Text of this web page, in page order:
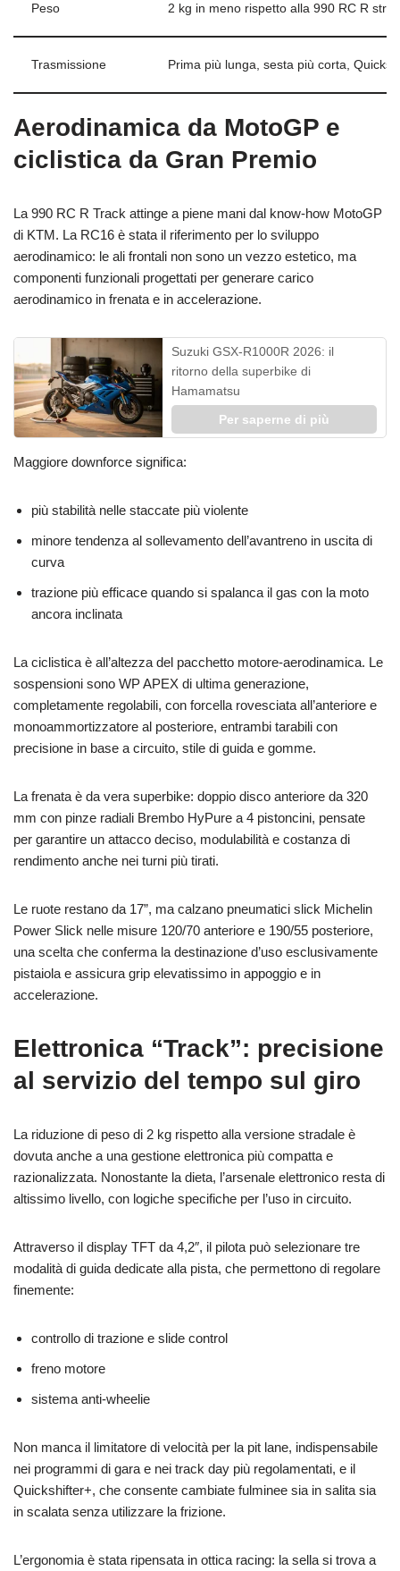
Peso 2 kg in meno rispetto alla 990 RC R
Trasmissione Prima più lunga, sesta più corta,
Aerodinamica da MotoGP e
ciclistica da Gran Premio
La 990 RC R Track attinge a piene mani dal know‑how MotoGP
di KTM. La RC16 è stata il riferimento per lo sviluppo
aerodinamico: le ali frontali non sono un vezzo estetico, ma
componenti funzionali progettati per generare carico
aerodinamico in frenata e in accelerazione.
Suzuki GSX-R1000R 2026: il
ritorno della superbike di
Hamamatsu
Per saperne di più
Maggiore downforce significa:
più stabilità nelle staccate più violente
minore tendenza al sollevamento dell’avantreno in uscita di
curva
trazione più efficace quando si spalanca il gas con la moto
ancora inclinata
La ciclistica è all’altezza del pacchetto motore‑aerodinamica. Le
sospensioni sono WP APEX di ultima generazione,
completamente regolabili, con forcella rovesciata all’anteriore e
monoammortizzatore al posteriore, entrambi tarabili con
precisione in base a circuito, stile di guida e gomme.
La frenata è da vera superbike: doppio disco anteriore da 320
mm con pinze radiali Brembo HyPure a 4 pistoncini, pensate
per garantire un attacco deciso, modulabilità e costanza di
rendimento anche nei turni più tirati.
Le ruote restano da 17”, ma calzano pneumatici slick Michelin
Power Slick nelle misure 120/70 anteriore e 190/55 posteriore,
una scelta che conferma la destinazione d’uso esclusivamente
pistaiola e assicura grip elevatissimo in appoggio e in
accelerazione.
Elettronica “Track”: precisione
al servizio del tempo sul giro
La riduzione di peso di 2 kg rispetto alla versione stradale è
dovuta anche a una gestione elettronica più compatta e
razionalizzata. Nonostante la dieta, l’arsenale elettronico resta di
altissimo livello, con logiche specifiche per l’uso in circuito.
Attraverso il display TFT da 4,2″, il pilota può selezionare tre
modalità di guida dedicate alla pista, che permettono di regolare
finemente:
controllo di trazione e slide control
freno motore
sistema anti‑wheelie
Non manca il limitatore di velocità per la pit lane, indispensabile
nei programmi di gara e nei track day più regolamentati, e il
Quickshifter+, che consente cambiate fulminee sia in salita sia
in scalata senza utilizzare la frizione.
L’ergonomia è stata ripensata in ottica racing: la sella si trova a